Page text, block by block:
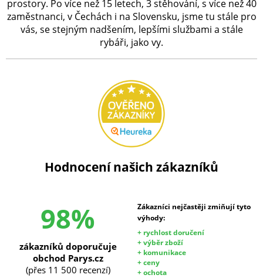
prostory. Po více než 15 letech, 3 stěhování, s více než 40
zaměstnanci, v Čechách i na Slovensku, jsme tu stále pro
vás, se stejným nadšením, lepšími službami a stále
rybáři, jako vy.
Hodnocení našich zákazníků
98%
Zákazníci nejčastěji zmiňují tyto
výhody:
+ rychlost doručení
+ výběr zboží
+ komunikace
+ ceny
+ ochota
zákazníků doporučuje
obchod Parys.cz
(přes 11 500 recenzí)